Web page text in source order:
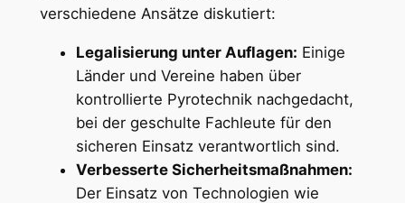
verschiedene Ansätze diskutiert:
Legalisierung unter Auflagen: Einige
Länder und Vereine haben über
kontrollierte Pyrotechnik nachgedacht,
bei der geschulte Fachleute für den
sicheren Einsatz verantwortlich sind.
Verbesserte Sicherheitsmaßnahmen:
Der Einsatz von Technologien wie